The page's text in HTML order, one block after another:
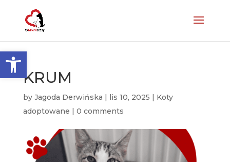
Otwórz pasek narzędzi
KRUM
by Jagoda Derwińska | lis 10, 2025 | Koty
adoptowane | 0 comments